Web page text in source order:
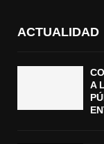
ACTUALIDAD
A